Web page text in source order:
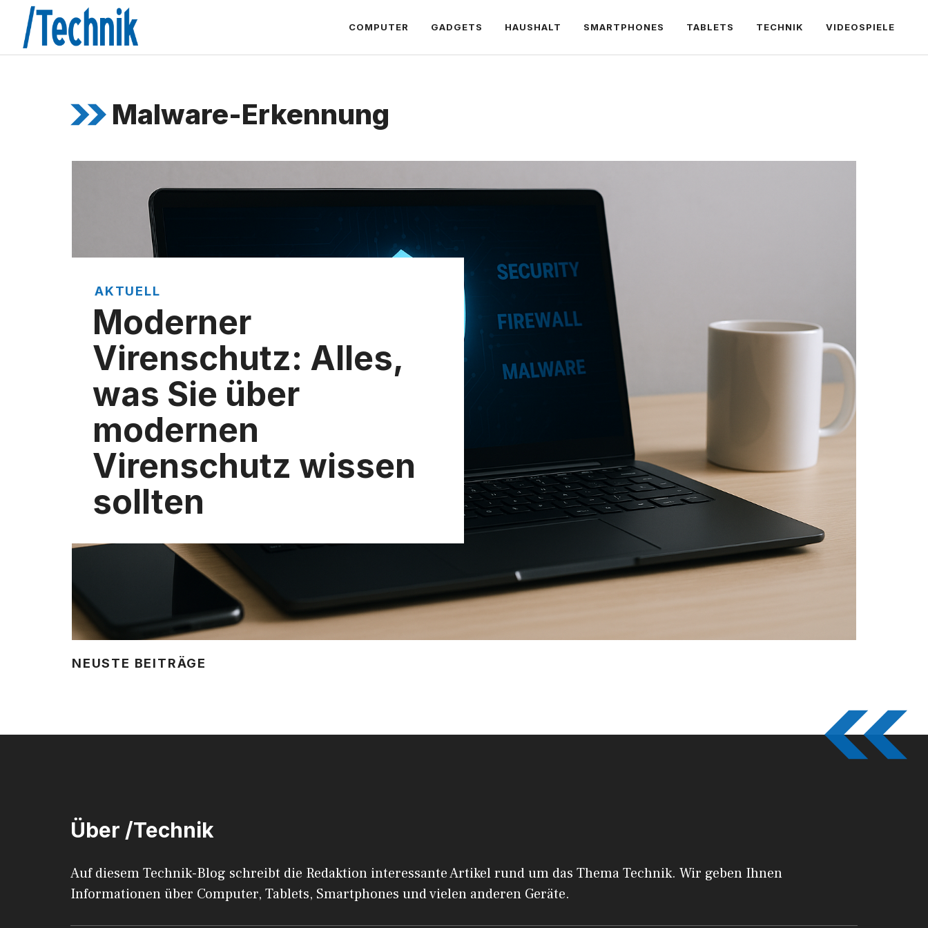
Inhalt
springen
COMPUTER GADGETS HAUSHALT SMARTPHONES TABLETS TECHNIK VIDEOSPIELE
Malware-Erkennung
AKTUELL
Moderner
Virenschutz: Alles,
was Sie über
modernen
Virenschutz wissen
sollten
NEUSTE BEITRÄGE
Über /Technik
Auf diesem Technik-Blog schreibt die Redaktion interessante Artikel rund um das Thema Technik. Wir geben Ihnen
Informationen über Computer, Tablets, Smartphones und vielen anderen Geräte.